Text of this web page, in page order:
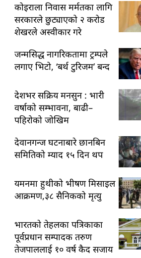
कोइराला निवास मर्मतका लागि
सरकारले छुट्याएको २ करोड
शेखरले अस्वीकार गरे
जन्मसिद्ध नागरिकतामा ट्रम्पले
लगाए भिटो, ‘बर्थ टुरिजम’ बन्द
देशभर सक्रिय मनसुन : भारी
वर्षाको सम्भावना, बाढी–
पहिरोको जोखिम
देवानगन्ज घटनाबारे छानबिन
समितिको म्याद १५ दिन थप
यमनमा हुथीको भीषण मिसाइल
आक्रमण,३८ सैनिकको मृत्यु
भारतकाे तेहलका पत्रिकाका
पूर्वप्रधान सम्पादक तरुण
तेजपाललाई १० वर्ष कैद सजाय